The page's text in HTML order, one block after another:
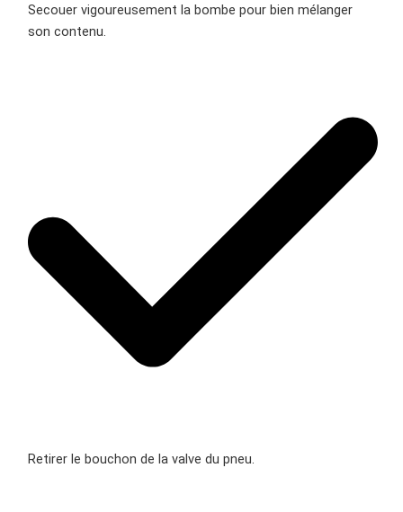
Secouer vigoureusement la bombe pour bien mélanger
son contenu.
Retirer le bouchon de la valve du pneu.